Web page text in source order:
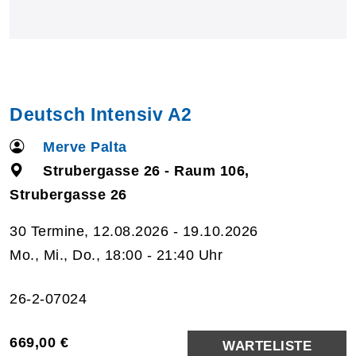
Deutsch Intensiv A2
Merve Palta
Strubergasse 26 - Raum 106,
Strubergasse 26
30 Termine, 12.08.2026 - 19.10.2026
Mo., Mi., Do., 18:00 - 21:40 Uhr
26-2-07024
669,00 € WARTELISTE